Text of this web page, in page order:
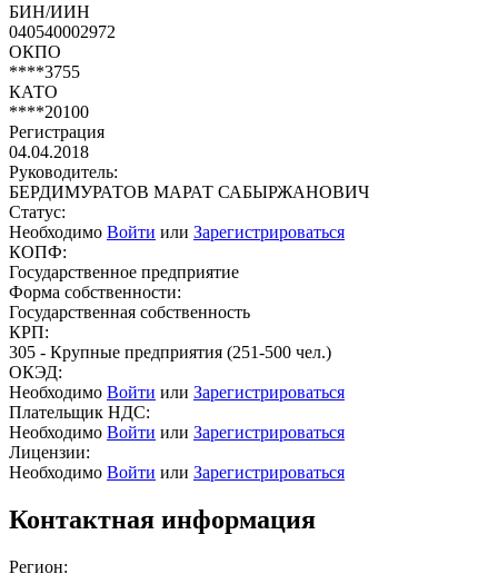
БИН/ИИН
040540002972
ОКПО
****3755
КАТО
****20100
Регистрация
04.04.2018
Руководитель:
БЕРДИМУРАТОВ МАРАТ САБЫРЖАНОВИЧ
Статус:
Необходимо Войти или Зарегистрироваться
КОПФ:
Государственное предприятие
Форма собственности:
Государственная собственность
КРП:
305 - Крупные предприятия (251-500 чел.)
ОКЭД:
Необходимо Войти или Зарегистрироваться
Плательщик НДС:
Необходимо Войти или Зарегистрироваться
Лицензии:
Необходимо Войти или Зарегистрироваться
Контактная информация
Регион: